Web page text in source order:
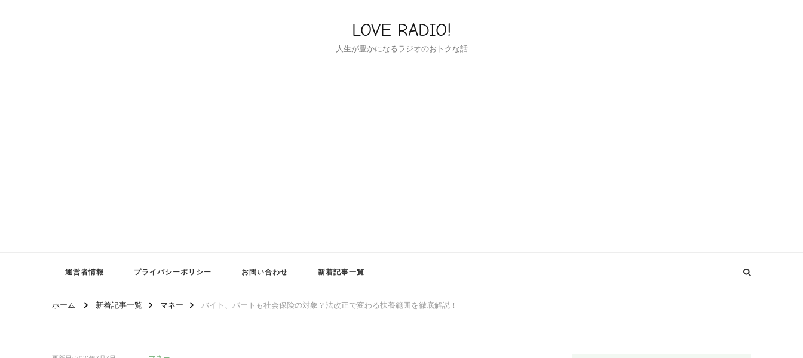
LOVE RADIO!
人生が豊かになるラジオのおトクな話
運営者情報 プライバシーポリシー お問い合わせ 新着記事一覧
ホーム 新着記事一覧 マネー バイト、パートも社会保険の対象？法改正で変わる扶養範囲を徹底解説！